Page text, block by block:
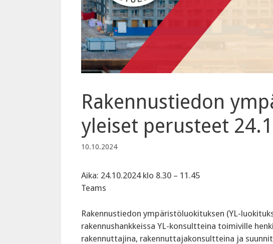
Rakennustiedon
yleiset perusteet
10.10.2024
Aika: 24.10.2024 klo 8.30 – 11.45
Teams
Rakennustiedon ympäristöluokituksen (YL-
rakennushankkeissa YL-konsultteina toimiville
rakennuttajina, rakennuttajakonsultteina ja